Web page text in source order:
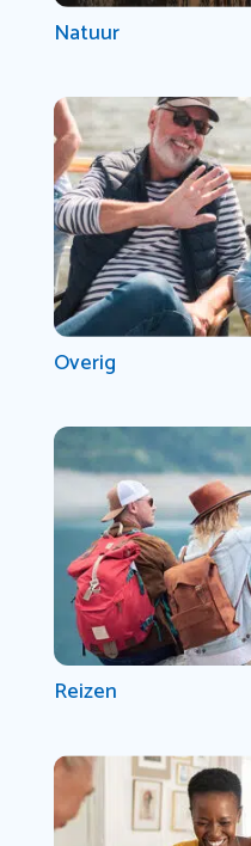
Natuur
Overig
Reizen